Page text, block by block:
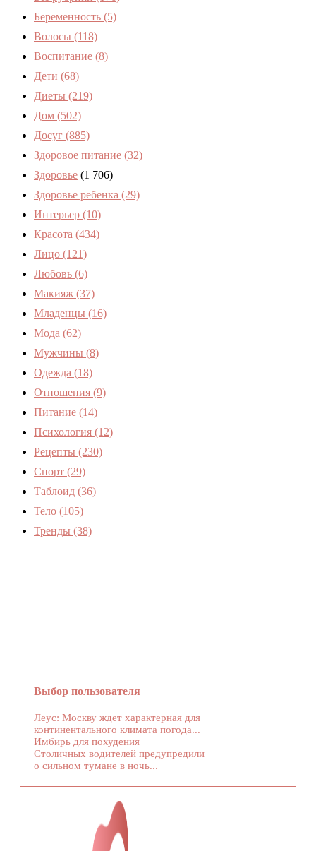
Беременность (5)
Волосы (118)
Воспитание (8)
Дети (68)
Диеты (219)
Дом (502)
Досуг (885)
Здоровое питание (32)
Здоровье (1 706)
Здоровье ребенка (29)
Интерьер (10)
Красота (434)
Лицо (121)
Любовь (6)
Макияж (37)
Младенцы (16)
Мода (62)
Мужчины (8)
Одежда (18)
Отношения (9)
Питание (14)
Психология (12)
Рецепты (230)
Спорт (29)
Таблоид (36)
Тело (105)
Тренды (38)
Выбор пользователя
Леус: Москву ждет характерная для
континентального климата погода...
Имбирь для похудения
Столичных водителей предупредили
о сильном тумане в ночь...